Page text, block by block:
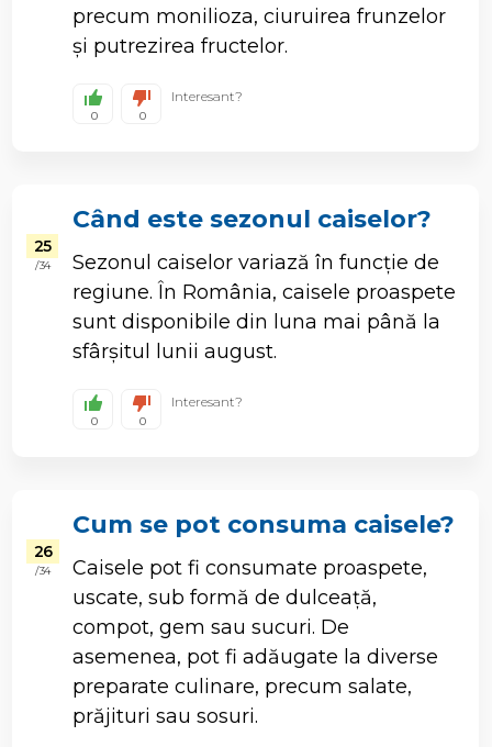
precum monilioza, ciuruirea frunzelor
și putrezirea fructelor.
0 0
Interesant?
25
/ 34
Când este sezonul caiselor?
Sezonul caiselor variază în funcție de
regiune. În România, caisele proaspete
sunt disponibile din luna mai până la
sfârșitul lunii august.
0 0
Interesant?
26
/ 34
Cum se pot consuma caisele?
Caisele pot fi consumate proaspete,
uscate, sub formă de dulceață,
compot, gem sau sucuri. De
asemenea, pot fi adăugate la diverse
preparate culinare, precum salate,
prăjituri sau sosuri.